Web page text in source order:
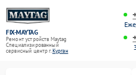
FIX-MAYTAG
Ремонт устройств Maytag
Специализированный
cервисный центр г.Курган